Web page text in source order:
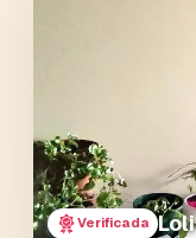
Verificada Loli